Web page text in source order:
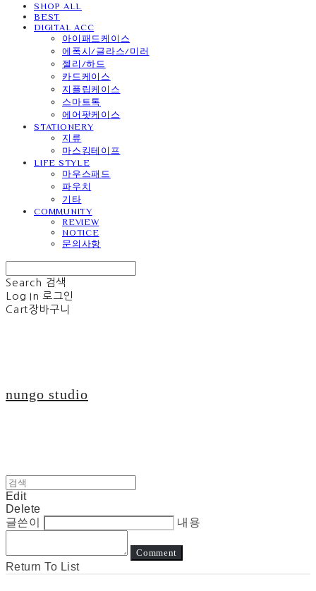
SHOP ALL
BEST
DIGITAL ACC
아이패드케이스
에폭시/글라스/미러
젤리/하드
카드케이스
지플립케이스
스마트톡
에어팟케이스
STATIONERY
지류
마스킹테이프
LIFE STYLE
마우스패드
파우치
기타
COMMUNITY
REVIEW
NOTICE
문의사항
Search 검색
Log In 로그인
Cart장바구니
nungo studio
Edit
Delete
글쓴이
내용
Comment
Return To List